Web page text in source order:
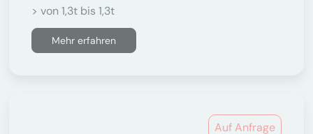
> von 1,3t bis 1,3t
Mehr erfahren
Auf Anfrage